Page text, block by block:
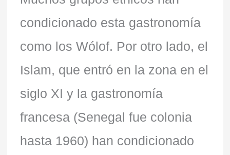
condicionado esta gastronomía
como los Wólof. Por otro lado, el
Islam, que entró en la zona en el
siglo XI y la gastronomía
francesa (Senegal fue colonia
hasta 1960) han condicionado